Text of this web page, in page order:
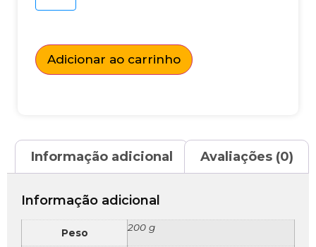
Adicionar ao carrinho
Informação adicional Avaliações (0)
Informação adicional
Peso 200 g